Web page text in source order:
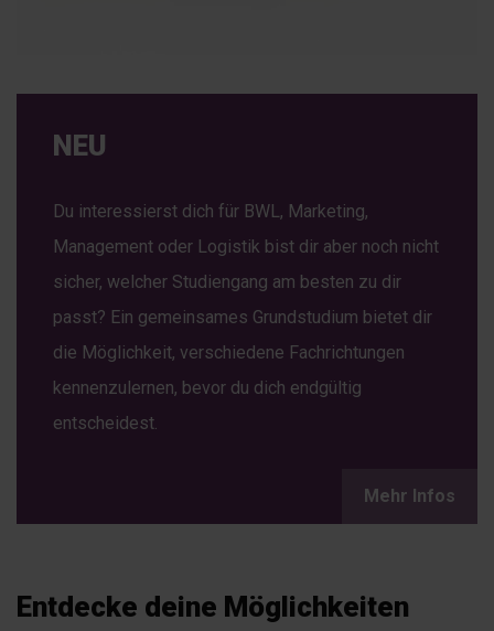
NEU
Du interessierst dich für BWL, Marketing,
Management oder Logistik bist dir aber noch nicht
sicher, welcher Studiengang am besten zu dir
passt? Ein gemeinsames Grundstudium bietet dir
die Möglichkeit, verschiedene Fachrichtungen
kennenzulernen, bevor du dich endgültig
entscheidest.
Mehr Infos
Entdecke deine Möglichkeiten